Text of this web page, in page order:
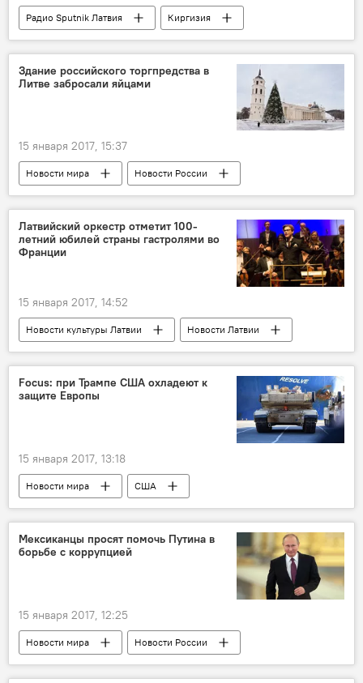
Радио Sputnik Латвия
Киргизия
Андрей Рязанцев
астрология
Здание российского торгпредства в
Литве забросали яйцами
15 января 2017, 15:37
Новости мира
Новости России
Новости Балтии
Литва Вильнюс
Латвийский оркестр отметит 100-
летний юбилей страны гастролями во
Франции
15 января 2017, 14:52
Новости культуры Латвии Новости Латвии
Focus: при Трампе США охладеют к
защите Европы
15 января 2017, 13:18
Новости мира
США
Дональд Трамп
Альберт Штахель
НАТО
НАТО: побатальонно на восток
Мексиканцы просят помочь Путина в
борьбе с коррупцией
15 января 2017, 12:25
Новости мира
Новости России
Мексика
Владимир Путин